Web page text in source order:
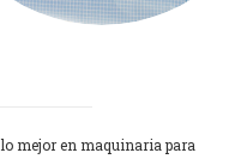
mejor en maquinaria para